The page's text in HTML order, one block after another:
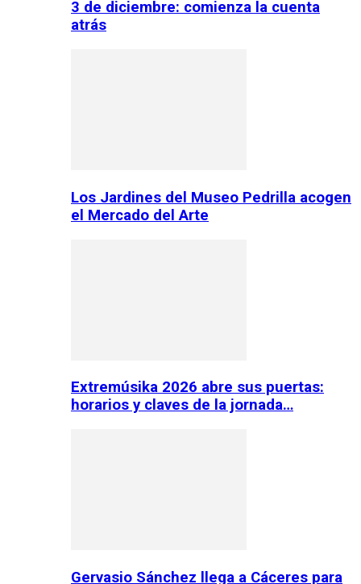
3 de diciembre: comienza la cuenta
atrás
Los Jardines del Museo Pedrilla acogen
el Mercado del Arte
Extremúsika 2026 abre sus puertas:
horarios y claves de la jornada…
Gervasio Sánchez llega a Cáceres para